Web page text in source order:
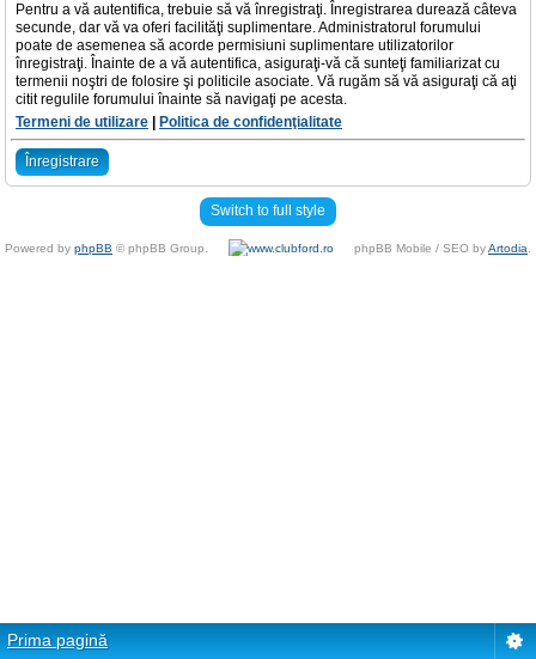
Pentru a vă autentifica, trebuie să vă înregistraţi. Înregistrarea durează câteva
secunde, dar vă va oferi facilităţi suplimentare. Administratorul forumului
poate de asemenea să acorde permisiuni suplimentare utilizatorilor
înregistraţi. Înainte de a vă autentifica, asiguraţi-vă că sunteţi familiarizat cu
termenii noştri de folosire şi politicile asociate. Vă rugăm să vă asiguraţi că aţi
citit regulile forumului înainte să navigaţi pe acesta.
Termeni de utilizare
Politica de confidenţialitate
Înregistrare
Switch to full style
Powered by phpBB © phpBB Group. phpBB Mobile / SEO byArtodia
Prima pagină